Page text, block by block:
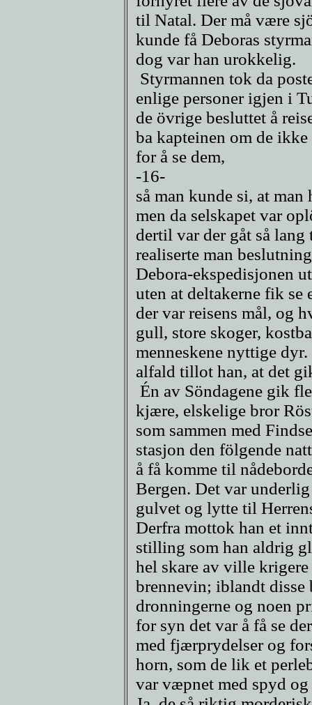
til Natal. Der må være
kunde få Deboras
dog var han urokkelig.
Styrmannen tok da
enlige personer igjen i
de övrige besluttet å
ba kapteinen om de
for å se dem,
-16-
så man kunde si, at
men da selskapet var
dertil var der gåt så
realiserte man
Debora-ekspedisjonen
uten at deltakerne fik se
der var reisens mål, og
gull, store skoger,
menneskene nyttige
alfald tillot han, at det
Én av Söndagene gik
kjære, elskelige bror
som sammen med
stasjon den fölgende
å få komme til
Bergen. Det var
gulvet og lytte til
Derfra mottok han et
stilling som han aldrig
hel skare av ville
brennevin; iblandt disse
dronningerne og noen
for syn det var å få se
med fjærprydelser og
horn, som de lik et
var væpnet med spyd